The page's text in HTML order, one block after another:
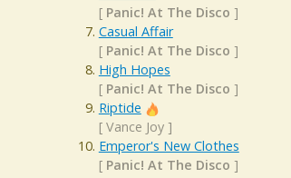
[ Panic! At The Disco ]
Casual Affair
[ Panic! At The Disco ]
High Hopes
[ Panic! At The Disco ]
Riptide
[ Vance Joy]
Emperor's New Clothes
[ Panic! At The Disco ]